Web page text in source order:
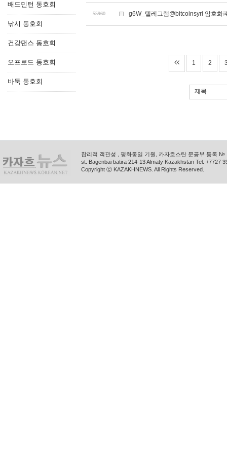
배드민턴 동호회
낚시 동호회
건강댄스 동호회
오프로드 동호회
바둑 동호회
55960 g6W_텔레그램@bitcoinsyri 암호화
1 2
제목
합리적 객관성 , 평화통일 기원, 카자흐스탄 문공부 등록
st. Bagenbai batira 214-13 Almaty Kazakhstan Tel. +7727
Copyright ⓒ KAZAKHNEWS. All Rights Reserved.